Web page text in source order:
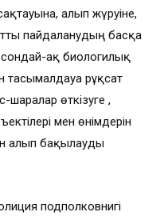
алып жүруіне,
пайдаланудың басқа
сондай-ақ биологилық
тасымалдауға рұқсат
шаралар өткізуге ,
мен өнімдерін
алып бақылауды
подполковнигі